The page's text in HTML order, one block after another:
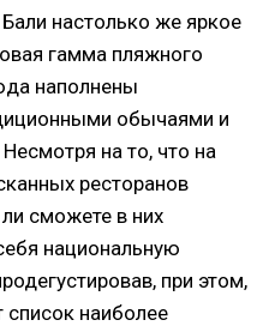
настолько же яркое
гамма пляжного
наполнены
обычаями и
на то, что на
ресторанов
сможете в них
национальную
при этом,
наиболее